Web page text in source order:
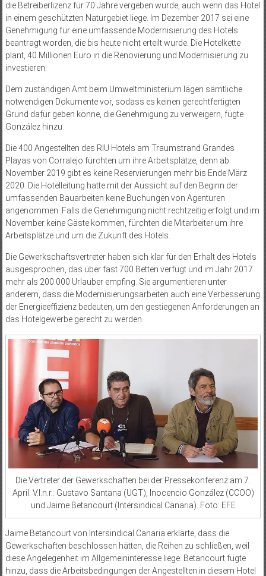
die Betreiberlizenz für 70 Jahre vergeben wurde, auch wenn das Hotel
in einem geschützten Naturgebiet liege. Im Dezember 2017 sei eine
Genehmigung für eine umfassende Modernisierung des Hotels
beantragt worden, die bis heute nicht erteilt wurde. Die Hotelkette
plant, 40 Millionen Euro in die Renovierung und Modernisierung zu
investieren.
Dem zuständigen Amt beim Umweltministerium lägen sämtliche
notwendigen Dokumente vor, sodass es keinen gerechtfertigten
Grund dafür geben könne, die Genehmigung zu verweigern, fügte
González hinzu.
Die 400 Angestellten des RIU Hotels am Traumstrand Grandes
Playas von Corralejo fürchten um ihre Arbeitsplätze, denn ab
November 2019 gibt es keine Reservierungen mehr bis Ende März
2020. Die Hotelleitung hatte mit der Aussicht auf den Beginn der
umfassenden Bauarbeiten keine Buchungen von Agenturen
angenommen. Falls die Genehmigung nicht rechtzeitig erfolgt und im
November keine Gäste kommen, fürchten die Mitarbeiter um ihre
Arbeitsplätze und um die Zukunft des Hotels.
Die Gewerkschaftsvertreter haben sich klar für den Erhalt des Hotels
ausgesprochen, das über fast 700 Betten verfügt und im Jahr 2017
mehr als 200.000 Urlauber empfing. Sie argumentieren unter
anderem, dass die Modernisierungsarbeiten auch eine Verbesserung
der Energieeffizienz bedeuten, um den gestiegenen Anforderungen an
das Hotelgewerbe gerecht zu werden.
Die Vertreter der Gewerkschaften bei der Pressekonferenz am 7.
April. V.l.n.r.: Gustavo Santana (UGT), Inocencio González (CCOO)
und Jaime Betancourt (Intersindical Canaria). Foto: EFE
Jaime Betancourt von Intersindical Canaria erklärte, dass die
Gewerkschaften beschlossen hätten, die Reihen zu schließen, weil
diese Angelegenheit im Allgemeininteresse liege. Betancourt fügte
hinzu, dass die Arbeitsbedingungen der Angestellten in diesem Hotel